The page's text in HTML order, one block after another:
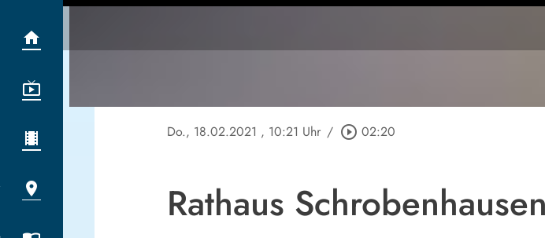
Do., 18.02.2021 , 10:21 Uhr / play_circle_outline 02:20
Rathaus